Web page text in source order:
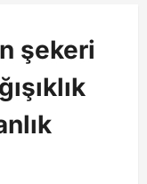
şekeri